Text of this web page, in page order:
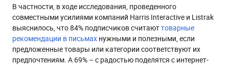
Брошенный просмотр
Реактивация
Вам может понравиться
Снижение цены на просмотренные товары
В частности, в ходе исследования, проведенного
совместными усилиями компаний Harris Interactive и Listrak
выяснилось, что 84% подписчиков считаюттоварные
рекомендации в письмах нужными и полезными, если
предложенные товары или категории соответствуют их
предпочтениям. А 69% – с радостью поделятся с интернет-